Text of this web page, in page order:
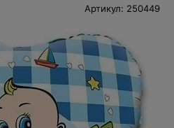
Артикул: 250449